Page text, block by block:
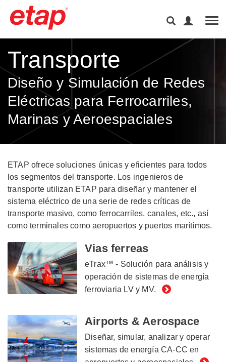
Transporte
Diseño y Simulación de Redes
Eléctricas para Ferrocarriles,
Marinas y Aeroespaciales
ETAP ofrece soluciones únicas y eficientes para todos
los segmentos del transporte. Los ingenieros de
transporte utilizan ETAP para diseñar y mantener el
sistema eléctrico de una serie de redes críticas de
transporte masivo, como ferrocarriles, canales, etc., así
como terminales como aeropuertos y puertos marítimos.
Vias ferreas
eTrax™ - Solución para análisis y
operación de sistemas de energía
ferroviaria LV y MV.
Airports & Aerospace
Diseñar, simular, analizar y operar
sistemas de energía CA-CC en